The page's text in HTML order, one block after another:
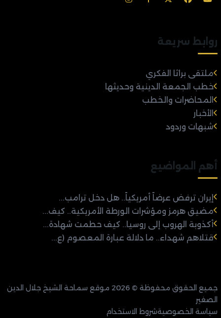
روابط سريعة
ملتقى براثا الفكري
خطب الجمعة الدينية وحديثها
المحاضرات والخطب
الأخبار
شبهات وردود
أهم المواضيع
إيران ترفض عرضاً أمريكياً.. هل دخل ترامب...
مضيق هرمز ومؤشرات الورطة الأمريكية.. كيف...
أكذوبة الهروب إلى روسيا.. كيف حطمت شهادة...
قتلاهم شهداء.. ما دلالة عبارة المعصوم (ع...
جميع الحقوق محفوظة © 2026 موقع سماحة الشيخ جلال الدين
الصغير
سياسة الخصوصيةشروط الاستخدام